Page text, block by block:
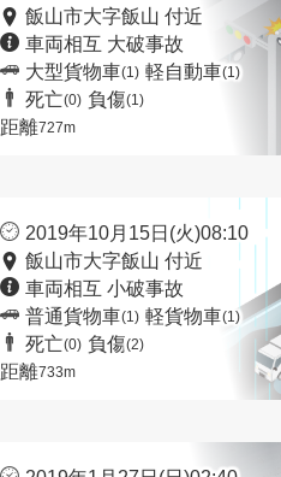
飯山市大字飯山 付近
車両相互 大破事故
大型貨物車(1) 軽自動車(1)
死亡(0) 負傷(1)
距離727m
2019年10月15日(火)08:10
飯山市大字飯山 付近
車両相互 小破事故
普通貨物車(1) 軽貨物車(1)
死亡(0) 負傷(2)
距離733m